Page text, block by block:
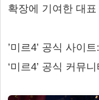
확장에 기여한 대
’미르4’ 공식 사이
‘미르4’ 공식 커뮤